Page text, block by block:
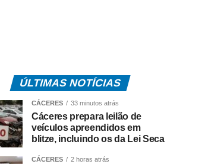
ÚLTIMAS NOTÍCIAS
CÁCERES 33 minutos atrás
Cáceres prepara leilão de
veículos apreendidos em
blitze, incluindo os da Lei Seca
CÁCERES 2 horas atrás